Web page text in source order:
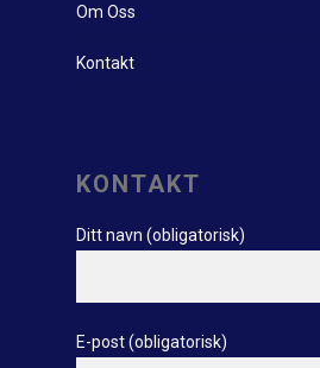
Om Oss
Kontakt
KONTAKT
Ditt navn (obligatorisk)
E-post (obligatorisk)